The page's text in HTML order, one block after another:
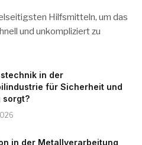
Hilfsmitteln, um das
und unkompliziert zu
in der
für Sicherheit und
sorgt?
in der Metallverarbeitung